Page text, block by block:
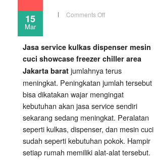
15
Mar
Comments Offon
Jasa service kulkas dispenser mesin
cuci showcase freezer chiller area
Jakarta barat jumlahnya terus
meningkat. Peningkatan jumlah tersebut
bisa dikatakan wajar mengingat
kebutuhan akan jasa service sendiri
sekarang sedang meningkat. Peralatan
seperti kulkas, dispenser, dan mesin cuci
sudah seperti kebutuhan pokok. Hampir
setiap rumah memiliki alat-alat tersebut.